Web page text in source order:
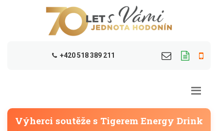
+420 518 389 211
Výherci soutěže s Tigerem Energy Drink